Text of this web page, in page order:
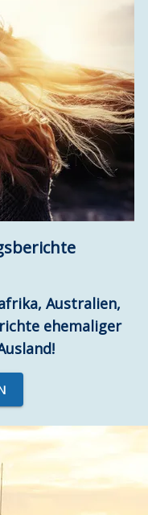
Australien,
ehemaliger